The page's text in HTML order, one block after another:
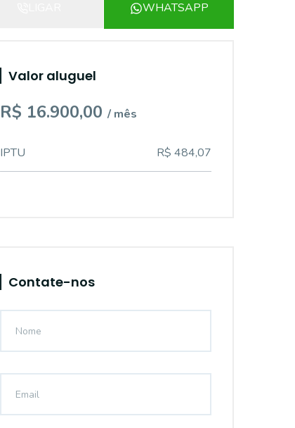
WHATSAPP
Valor aluguel
R$ 16.900,00 / mês
IPTU R$ 484,07
Contate-nos